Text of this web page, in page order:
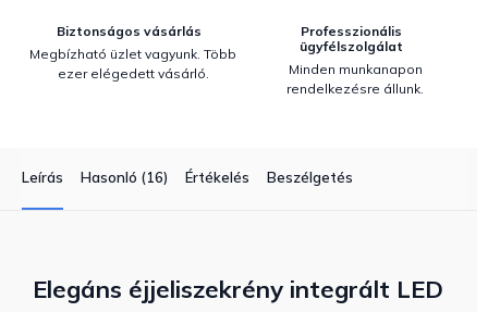
Biztonságos vásárlás
Megbízható üzlet vagyunk. Több
ezer elégedett vásárló.
Professzionális
ügyfélszolgálat
Minden munkanapon
rendelkezésre állunk.
Leírás Hasonló (16) Értékelés Beszélgetés
Elegáns éjjeliszekrény integrált LED